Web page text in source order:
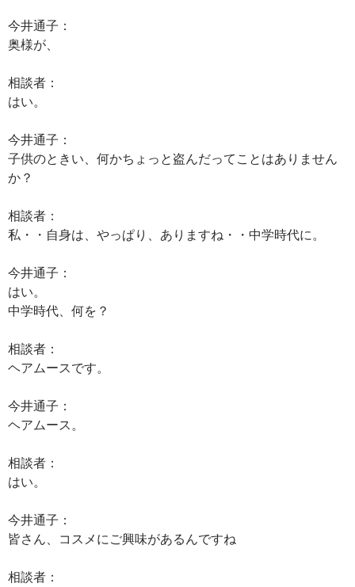
今井通子：
奥様が、
相談者：
はい。
今井通子：
子供のときい、何かちょっと盗んだってことはありません
か？
相談者：
私・・自身は、やっぱり、ありますね・・中学時代に。
今井通子：
はい。
中学時代、何を？
相談者：
ヘアムースです。
今井通子：
ヘアムース。
相談者：
はい。
今井通子：
皆さん、コスメにご興味があるんですね
相談者：